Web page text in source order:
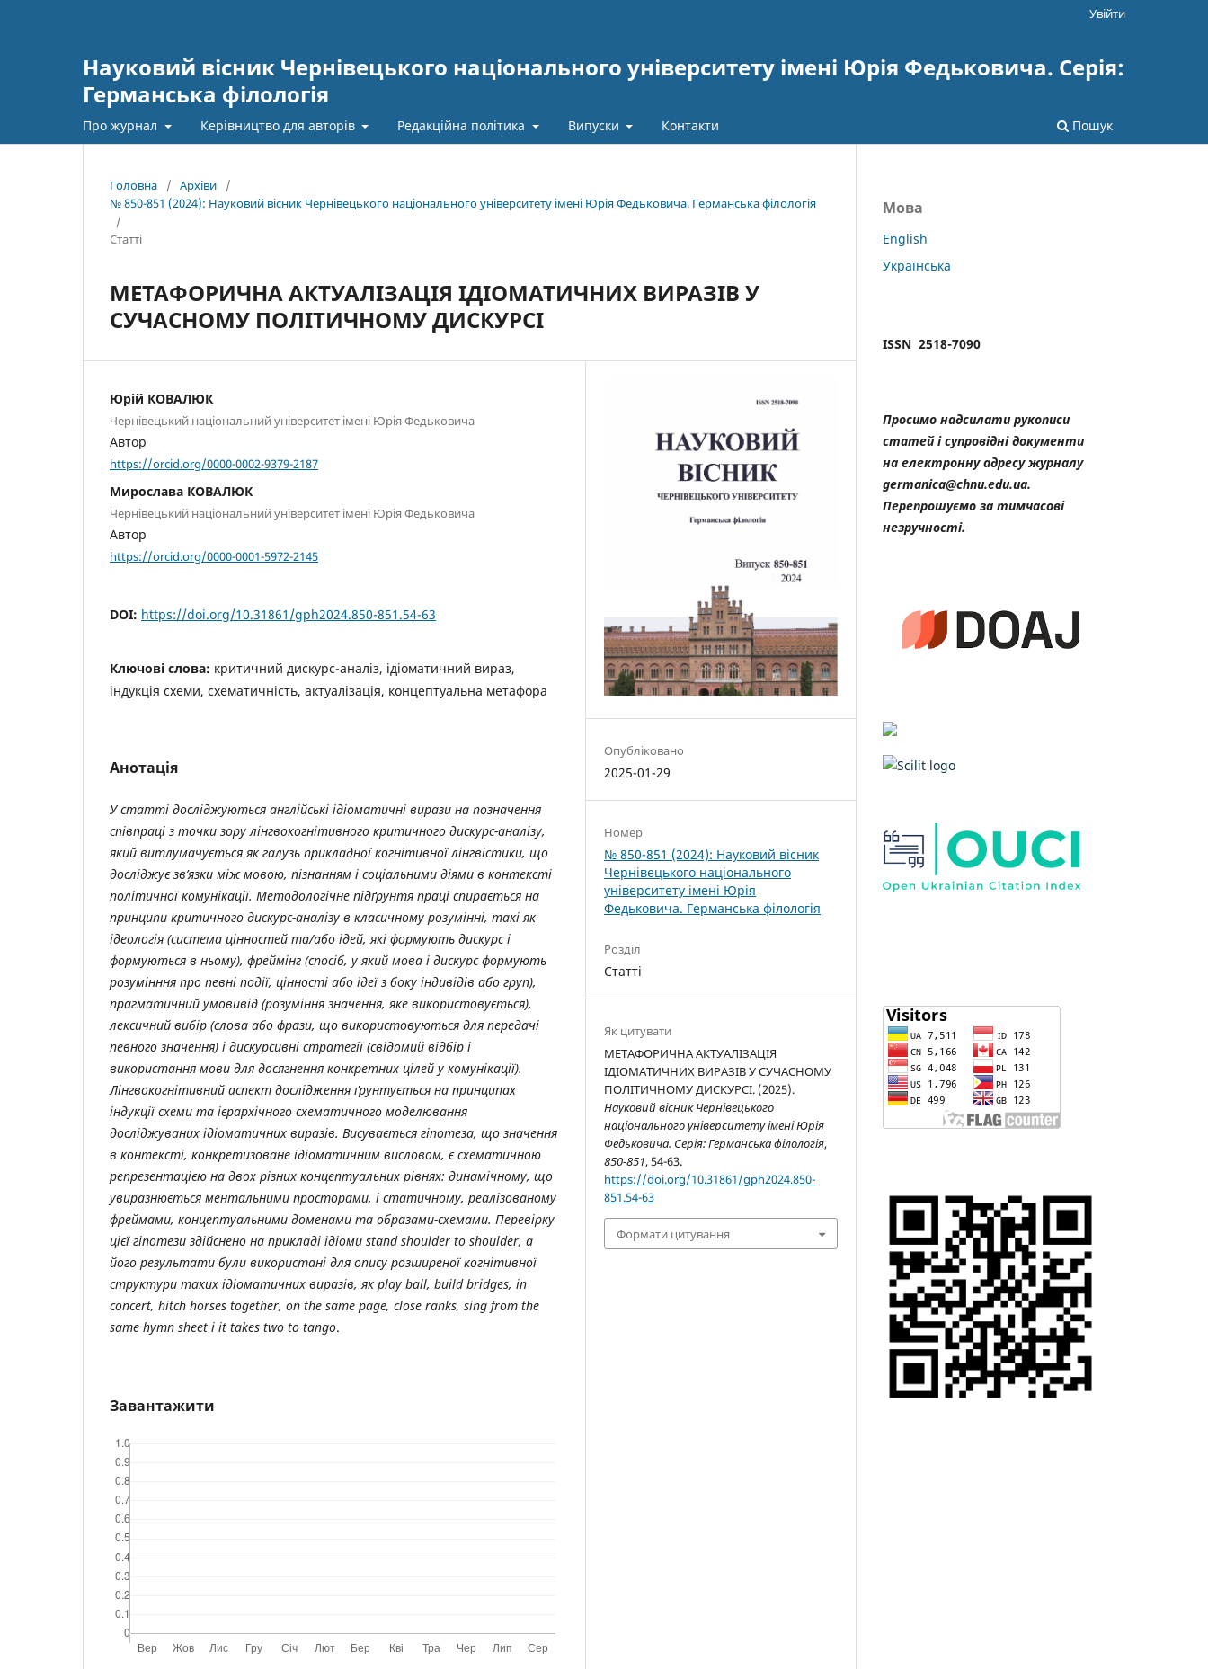
Науковий вісник Чернівецького національного університету імені Юрія Федьковича. Серія:
Германська філологія
Про журнал Керівництво для авторів Редакційна політика Випуски Контакти Пошук
Увійти
Головна / Архіви
/
№ 850-851 (2024): Науковий вісник Чернівецького національного університету імені Юрія Федьковича. Германська філологія
/
Статті
МЕТАФОРИЧНА АКТУАЛІЗАЦІЯ ІДІОМАТИЧНИХ ВИРАЗІВ У
СУЧАСНОМУ ПОЛІТИЧНОМУ ДИСКУРСІ
Юрій КОВАЛЮК
Чернівецький національний університет імені Юрія Федьковича
Автор
https://orcid.org/0000-0002-9379-2187
Мирослава КОВАЛЮК
Чернівецький національний університет імені Юрія Федьковича
Автор
https://orcid.org/0000-0001-5972-2145
DOI: https://doi.org/10.31861/gph2024.850-851.54-63
Ключові слова: критичний дискурс-аналіз, ідіоматичний вираз,
індукція схеми, схематичність, актуалізація, концептуальна метафора
Анотація
У статті досліджуються англійські ідіоматичні вирази на позначення
співпраці з точки зору лінгвокогнітивного критичного дискурс-аналізу,
який витлумачується як галузь прикладної когнітивної лінгвістики, що
досліджує зв’язки між мовою, пізнанням і соціальними діями в контексті
політичної комунікації. Методологічне підґрунтя праці спирається на
принципи критичного дискурс-аналізу в класичному розумінні, такі як
ідеологія (система цінностей та/або ідей, які формують дискурс і
формуються в ньому), фреймінг (спосіб, у який мова і дискурс формують
розумінння про певні події, цінності або ідеї з боку індивідів або груп),
прагматичний умовивід (розуміння значення, яке використовується),
лексичний вибір (слова або фрази, що використовуються для передачі
певного значення) і дискурсивні стратегії (свідомий відбір і
використання мови для досягнення конкретних цілей у комунікації).
Лінгвокогнітивний аспект дослідження ґрунтується на принципах
індукції схеми та ієрархічного схематичного моделювання
досліджуваних ідіоматичних виразів. Висувається гіпотеза, що значення
в контексті, конкретизоване ідіоматичним висловом, є схематичною
репрезентацією на двох різних концептуальних рівнях: динамічному, що
увиразнюється ментальними просторами, і статичному, реалізованому
фреймами, концептуальними доменами та образами-схемами. Перевірку
цієї гіпотези здійснено на прикладі ідіоми stand shoulder to shoulder, а
його результати були використані для опису розширеної когнітивної
структури таких ідіоматичних виразів, як play ball, build bridges, in
concert, hitch horses together, on the same page, close ranks, sing from the
same hymn sheet і it takes two to tango.
Завантажити
Опубліковано
2025-01-29
Номер
№ 850-851 (2024): Науковий вісник
Чернівецького національного
університету імені Юрія
Федьковича. Германська філологія
Розділ
Статті
Як цитувати
МЕТАФОРИЧНА АКТУАЛІЗАЦІЯ
ІДІОМАТИЧНИХ ВИРАЗІВ У СУЧАСНОМУ
ПОЛІТИЧНОМУ ДИСКУРСІ. (2025).
Науковий вісник Чернівецького
національного університету імені Юрія
Федьковича. Серія: Германська філологія,
850-851, 54-63.
https://doi.org/10.31861/gph2024.850-
851.54-63
Формати цитування
Мова
English
Українська
ISSN 2518-7090
Просимо надсилати рукописи
статей і супровідні документи
на електронну адресу журналу
germanica@chnu.edu.ua.
Перепрошуємо за тимчасові
незручності.